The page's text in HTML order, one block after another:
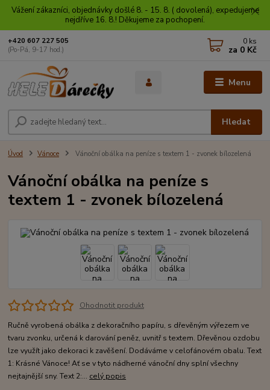
Vážení zákazníci, objednávky došlé 8. - 15. 8. ( dovolená), expedujeme
nejdříve 16. 8.! Děkujeme za pochopení.
Menu
Hledat
+420 607 227 505
(Po-Pá, 9-17 hod.)
0 ks
za 0 Kč
Úvod Vánoce Vánoční obálka na peníze s textem 1 - zvonek bílozelená
Vánoční obálka na peníze s
textem 1 - zvonek bílozelená
Ohodnotit produkt
Ručně vyrobená obálka z dekoračního papíru, s dřevěným výřezem ve
tvaru zvonku, určená k darování peněz, uvnitř s textem. Dřevěnou ozdobu
lze využít jako dekoraci k zavěšení. Dodáváme v celofánovém obalu. Text
1: Krásné Vánoce! Ať se v tyto nádherné vánoční dny splní všechny
nejtajnější sny. Text 2:... celý popis